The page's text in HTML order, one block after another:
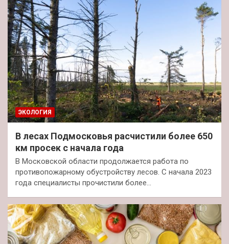
ЭКОЛОГИЯ
В лесах Подмосковья расчистили более 650
км просек с начала года
В Московской области продолжается работа по
противопожарному обустройству лесов. С начала 2023
года специалисты прочистили более…